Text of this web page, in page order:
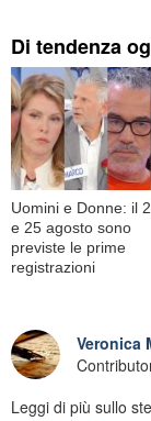
Di tendenza
Uomini e Donne: il
e 25 agosto sono
previste le prime
registrazioni
Veronica
Leggi di più sullo